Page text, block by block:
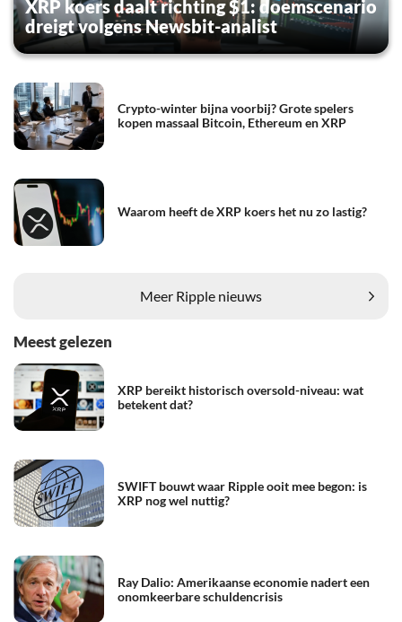
XRP koers daalt richting $1: doemscenario
dreigt volgens Newsbit-analist
Crypto-winter bijna voorbij? Grote spelers
kopen massaal Bitcoin, Ethereum en XRP
Waarom heeft de XRP koers het nu zo lastig?
Meer Ripple nieuws
Meest gelezen
XRP bereikt historisch oversold-niveau: wat
betekent dat?
SWIFT bouwt waar Ripple ooit mee begon: is
XRP nog wel nuttig?
Ray Dalio: Amerikaanse economie nadert een
onomkeerbare schuldencrisis